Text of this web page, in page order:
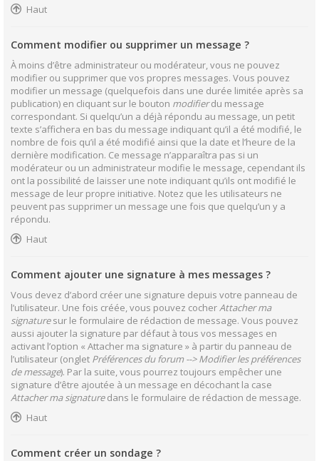
Haut
Comment modifier ou supprimer un message ?
À moins d’être administrateur ou modérateur, vous ne pouvez
modifier ou supprimer que vos propres messages. Vous pouvez
modifier un message (quelquefois dans une durée limitée après sa
publication) en cliquant sur le bouton modifierdu message
correspondant. Si quelqu’un a déjà répondu au message, un petit
texte s’affichera en bas du message indiquant qu’il a été modifié, le
nombre de fois qu’il a été modifié ainsi que la date et l’heure de la
dernière modification. Ce message n’apparaîtra pas si un
modérateur ou un administrateur modifie le message, cependant ils
ont la possibilité de laisser une note indiquant qu’ils ont modifié le
message de leur propre initiative. Notez que les utilisateurs ne
peuvent pas supprimer un message une fois que quelqu’un y a
répondu.
Haut
Comment ajouter une signature à mes messages ?
Vous devez d’abord créer une signature depuis votre panneau de
l’utilisateur. Une fois créée, vous pouvez cocherAttacher ma
signaturesur le formulaire de rédaction de message. Vous pouvez
aussi ajouter la signature par défaut à tous vos messages en
activant l’option « Attacher ma signature » à partir du panneau de
l’utilisateur (onglet Préférences du forum --> Modifier les préférences
de message). Par la suite, vous pourrez toujours empêcher une
signature d’être ajoutée à un message en décochant la case
Attacher ma signaturedans le formulaire de rédaction de message.
Haut
Comment créer un sondage ?